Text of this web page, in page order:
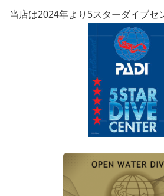
当店は2024年より5スターダイブセ